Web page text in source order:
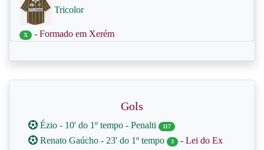
Tricolor
X - Formado em Xerém
Gols
Ézio - 10' do 1º tempo - Penalti 117
Renato Gaúcho - 23' do 1º tempo 3
- Lei do Ex